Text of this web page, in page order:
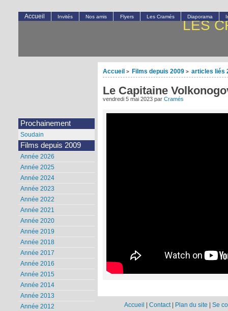
LES
Accueil > Films depuis 2009 > articles liés
Le Capitaine
vendredi 5 mai 2023 par Cramés
Accueil Invités Nos amis Flyers Les Cramés Diaporama
Prochainement
Soudain
Films depuis 2009
Année 2026
Année 2025
Année 2024
Année 2023
Année 2022
Année 2021
Année 2020
Année 2019
Année 2018
Année 2017
Année 2016
Année 2015
Année 2014
Année 2013
Année 2012
Accueil | Contact| Plan du site | Se